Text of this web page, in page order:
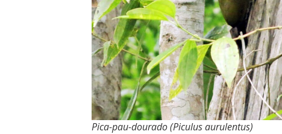
Pica-pau-dourado (Piculus aurulentus)